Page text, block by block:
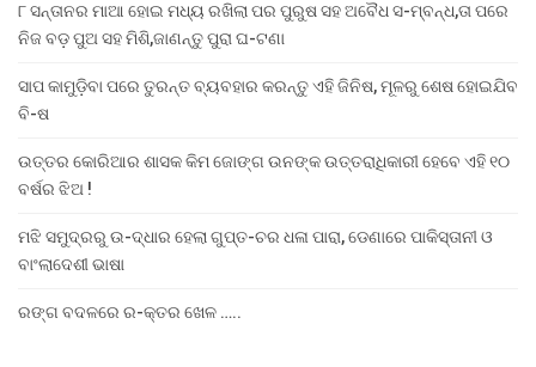
୮ ସନ୍ତାନର ମାଆ ହୋଇ ମଧ୍ୟ ରଖିଲା ପର ପୁରୁଷ ସହ ଅବୈଧ ସ-ମ୍ବନ୍ଧ,ତା ପରେ
ନିଜ ବଡ଼ ପୁଅ ସହ ମିଶି,ଜାଣନ୍ତୁ ପୁରା ଘ-ଟଣା
ସାପ କାମୁଡ଼ିବା ପରେ ତୁରନ୍ତ ବ୍ୟବହାର କରନ୍ତୁ ଏହି ଜିନିଷ, ମୂଳରୁ ଶେଷ ହୋଇଯିବ
ବି-ଷ
ଉତ୍ତର କୋରିଆର ଶାସକ କିମ ଜୋଙ୍ଗ ଉନଙ୍କ ଉତ୍ତରାଧିକାରୀ ହେବେ ଏହି ୧୦
ବର୍ଷର ଝିଅ !
ମଝି ସମୁଦ୍ରରୁ ଉ-ଦ୍ଧାର ହେଲା ଗୁପ୍ତ-ଚର ଧଳା ପାରା, ଡେଣାରେ ପାକିସ୍ତାନୀ ଓ
ବାଂଲାଦେଶୀ ଭାଷା
ରଙ୍ଗ ବଦଳରେ ର-କ୍ତର ଖେଳ …..